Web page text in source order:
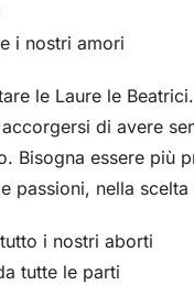
i nostri amori
le Laure le
di avere
Bisogna essere più
passioni, nella
i nostri aborti
tutte le parti